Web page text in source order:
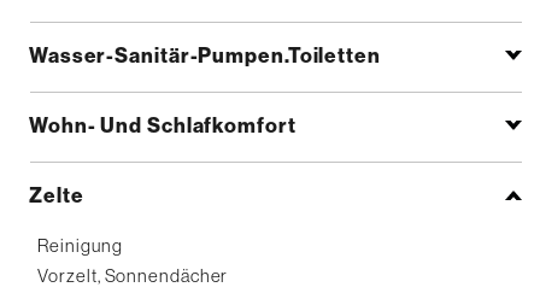
Wasser-Sanitär-Pumpen.Toiletten
Wohn- Und Schlafkomfort
Zelte
Reinigung
Vorzelt, Sonnendächer